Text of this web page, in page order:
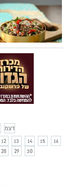
דצמ
12 13 14 15
16
28 29 30